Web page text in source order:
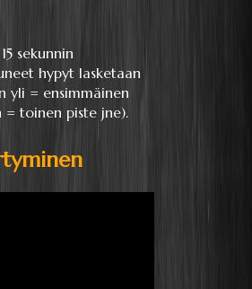
sekunnin
hypyt lasketaan
yli = ensimmäinen
= toinen piste jne).